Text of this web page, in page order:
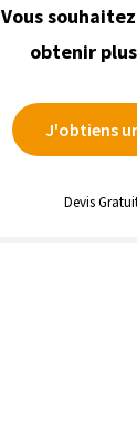
Vous
obtenir
J'obtiens
Devis